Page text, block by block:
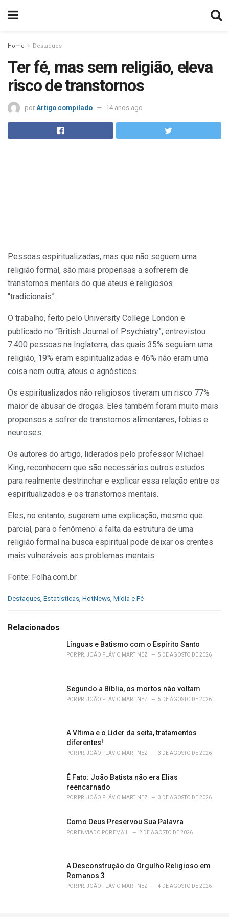
Home Destaques
Ter fé, mas sem religião, eleva
risco de transtornos
por Artigo compilado 14 anos ago
Pessoas espiritualizadas, mas que não seguem uma
religião formal, são mais propensas a sofrerem de
transtornos mentais do que ateus e religiosos
“tradicionais”.
O trabalho, feito pelo University College London e
publicado no “British Journal of Psychiatry”, entrevistou
7.400 pessoas na Inglaterra, das quais 35% seguiam uma
religião, 19% eram espiritualizadas e 46% não eram uma
coisa nem outra, ateus e agnósticos.
Os espiritualizados não religiosos tiveram um risco 77%
maior de abusar de drogas. Eles também foram muito mais
propensos a sofrer de transtornos alimentares, fobias e
neuroses.
Os autores do artigo, liderados pelo professor Michael
King, reconhecem que são necessários outros estudos
para realmente destrinchar e explicar essa relação entre os
espiritualizados e os transtornos mentais.
Eles, no entanto, sugerem uma explicação, mesmo que
parcial, para o fenômeno: a falta da estrutura de uma
religião formal na busca espiritual pode deixar os crentes
mais vulneráveis aos problemas mentais.
Fonte: Folha.com.br
C
e
Destaques Estatísticas HotNews Mídia e Fé
Relacionados
Línguas e Batismo com o Espírito Santo
POR PR. JOÃO FLÁVIO MARTINEZ 5 DE AGOSTO DE 2026
Segundo a Bíblia, os mortos não voltam
POR PR. JOÃO FLÁVIO MARTINEZ 5 DE AGOSTO DE 2026
A Vítima e o Líder da seita, tratamentos
diferentes!
POR PR. JOÃO FLÁVIO MARTINEZ 3 DE AGOSTO DE 2026
É Fato: João Batista não era Elias
reencarnado
POR PR. JOÃO FLÁVIO MARTINEZ 3 DE AGOSTO DE 2026
Como Deus Preservou Sua Palavra
POR ENVIADO POR EMAIL 2 DE AGOSTO DE 2026
A Desconstrução do Orgulho Religioso em
Romanos 3
POR PR. JOÃO FLÁVIO MARTINEZ 4 DE AGOSTO DE 2026